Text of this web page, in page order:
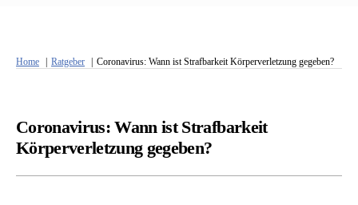
Home Ratgeber Coronavirus: Wann ist Strafbarkeit Körperverletzung gegeben?
Coronavirus: Wann ist Strafbarkeit
Körperverletzung gegeben?